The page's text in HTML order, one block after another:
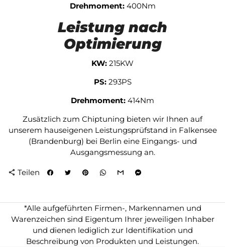
Drehmoment: 400Nm
Leistung nach
Optimierung
KW: 215KW
PS: 293PS
Drehmoment: 414Nm
Zusätzlich zum Chiptuning bieten wir Ihnen auf
unserem hauseigenen Leistungsprüfstand in Falkensee
(Brandenburg) bei Berlin eine Eingangs- und
Ausgangsmessung an.
share Teilen
*Alle aufgeführten Firmen-, Markennamen und
Warenzeichen sind Eigentum Ihrer jeweiligen Inhaber
und dienen lediglich zur Identifikation und
Beschreibung von Produkten und Leistungen.